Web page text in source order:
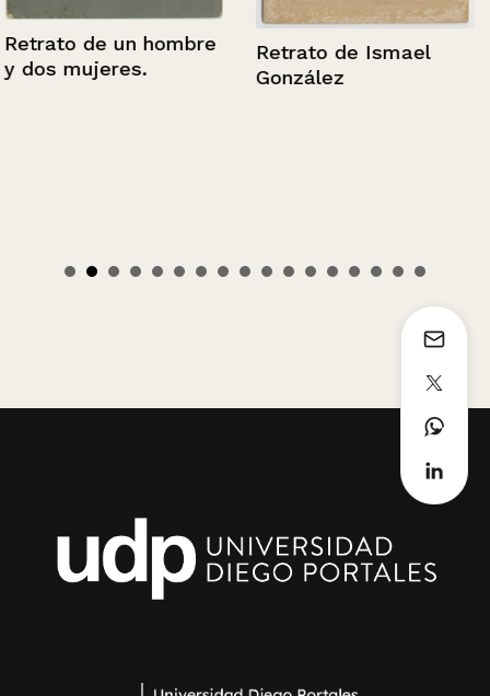
Retrato de un hombre
y dos mujeres.
Retrato de Ismael
González